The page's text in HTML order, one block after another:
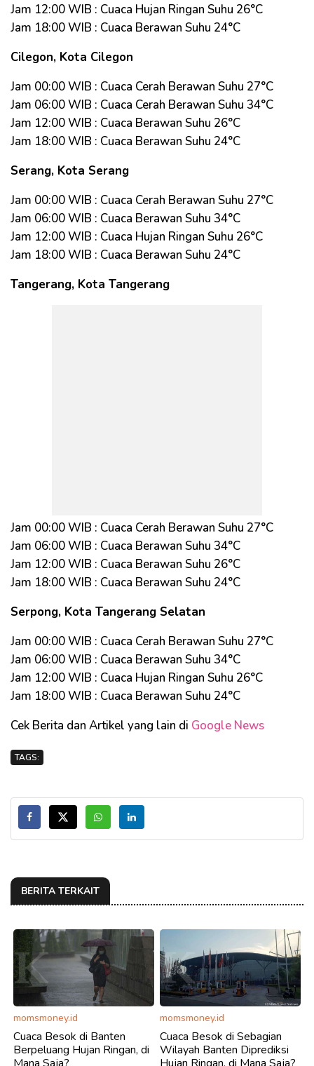
Jam 12:00 WIB : Cuaca Hujan Ringan Suhu 26°C
Jam 18:00 WIB : Cuaca Berawan Suhu 24°C
Cilegon, Kota Cilegon
Jam 00:00 WIB : Cuaca Cerah Berawan Suhu 27°C
Jam 06:00 WIB : Cuaca Cerah Berawan Suhu 34°C
Jam 12:00 WIB : Cuaca Berawan Suhu 26°C
Jam 18:00 WIB : Cuaca Berawan Suhu 24°C
Serang, Kota Serang
Jam 00:00 WIB : Cuaca Cerah Berawan Suhu 27°C
Jam 06:00 WIB : Cuaca Berawan Suhu 34°C
Jam 12:00 WIB : Cuaca Hujan Ringan Suhu 26°C
Jam 18:00 WIB : Cuaca Berawan Suhu 24°C
Tangerang, Kota Tangerang
Jam 00:00 WIB : Cuaca Cerah Berawan Suhu 27°C
Jam 06:00 WIB : Cuaca Berawan Suhu 34°C
Jam 12:00 WIB : Cuaca Berawan Suhu 26°C
Jam 18:00 WIB : Cuaca Berawan Suhu 24°C
Serpong, Kota Tangerang Selatan
Jam 00:00 WIB : Cuaca Cerah Berawan Suhu 27°C
Jam 06:00 WIB : Cuaca Berawan Suhu 34°C
Jam 12:00 WIB : Cuaca Hujan Ringan Suhu 26°C
Jam 18:00 WIB : Cuaca Berawan Suhu 24°C
Cek Berita dan Artikel yang lain di Google News
TAGS:
BERITA TERKAIT
momsmoney.id
Cuaca Besok di Banten
Berpeluang Hujan Ringan, di
momsmoney.id
Cuaca Besok di Sebagian
Wilayah Banten Diprediksi